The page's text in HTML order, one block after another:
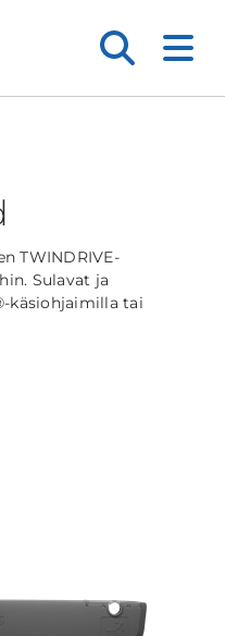
TWINDRIVE-
Sulavat ja
käsiohjaimilla tai